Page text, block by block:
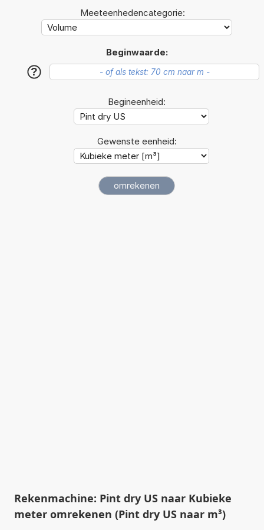
Meeteenhedencategorie:
Beginwaarde:
?
Begineenheid:
Gewenste eenheid:
Rekenmachine: Pint dry US naar Kubieke
meter omrekenen (Pint dry US naar m³)